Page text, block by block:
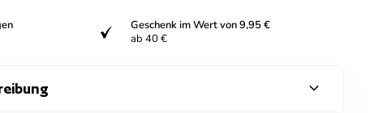
verifiziert
Geschenk im Wert von 9,95 €
ab 40 €
expand_more